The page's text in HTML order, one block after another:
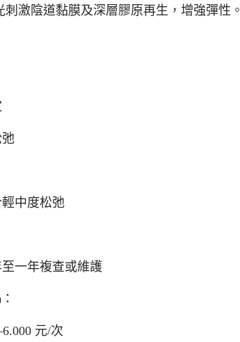
激陰道黏膜及深層膠原再生，增強彈性。
中度松弛
一年複查或維護
元/次